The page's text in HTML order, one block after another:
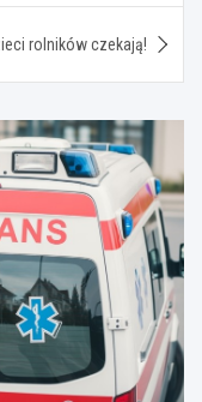
rolników czekają!